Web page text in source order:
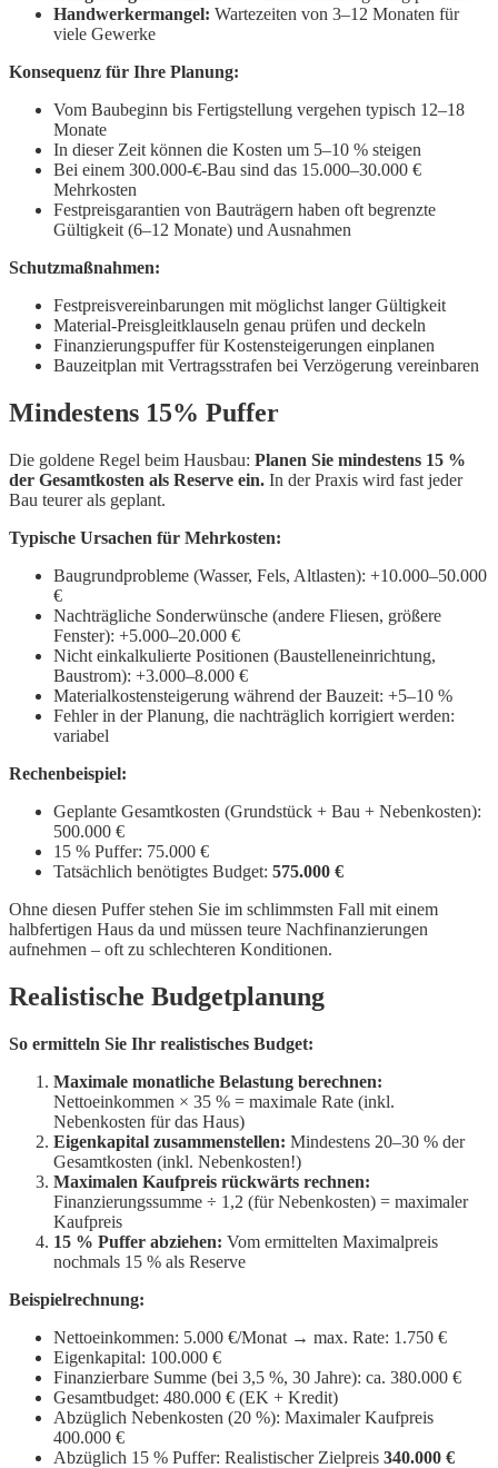
Handwerkermangel: Wartezeiten von 3–12 Monaten für
viele Gewerke
Konsequenz für Ihre Planung:
Vom Baubeginn bis Fertigstellung vergehen typisch 12–18
Monate
In dieser Zeit können die Kosten um 5–10 % steigen
Bei einem 300.000-€-Bau sind das 15.000–30.000 €
Mehrkosten
Festpreisgarantien von Bauträgern haben oft begrenzte
Gültigkeit (6–12 Monate) und Ausnahmen
Schutzmaßnahmen:
Festpreisvereinbarungen mit möglichst langer Gültigkeit
Material-Preisgleitklauseln genau prüfen und deckeln
Finanzierungspuffer für Kostensteigerungen einplanen
Bauzeitplan mit Vertragsstrafen bei Verzögerung vereinbaren
Mindestens 15% Puffer
Die goldene Regel beim Hausbau: Planen Sie mindestens 15 %
der Gesamtkosten als Reserve ein. In der Praxis wird fast jeder
Bau teurer als geplant.
Typische Ursachen für Mehrkosten:
Baugrundprobleme (Wasser, Fels, Altlasten): +10.000–50.000
€
Nachträgliche Sonderwünsche (andere Fliesen, größere
Fenster): +5.000–20.000 €
Nicht einkalkulierte Positionen (Baustelleneinrichtung,
Baustrom): +3.000–8.000 €
Materialkostensteigerung während der Bauzeit: +5–10 %
Fehler in der Planung, die nachträglich korrigiert werden:
variabel
Rechenbeispiel:
Geplante Gesamtkosten (Grundstück + Bau + Nebenkosten):
500.000 €
15 % Puffer: 75.000 €
Tatsächlich benötigtes Budget: 575.000 €
Ohne diesen Puffer stehen Sie im schlimmsten Fall mit einem
halbfertigen Haus da und müssen teure Nachfinanzierungen
aufnehmen – oft zu schlechteren Konditionen.
Realistische Budgetplanung
So ermitteln Sie Ihr realistisches Budget:
Maximale monatliche Belastung berechnen:
Nettoeinkommen × 35 % = maximale Rate (inkl.
Nebenkosten für das Haus)
Eigenkapital zusammenstellen: Mindestens 20–30 % der
Gesamtkosten (inkl. Nebenkosten!)
Maximalen Kaufpreis rückwärts rechnen:
Finanzierungssumme ÷ 1,2 (für Nebenkosten) = maximaler
Kaufpreis
15 % Puffer abziehen: Vom ermittelten Maximalpreis
nochmals 15 % als Reserve
Beispielrechnung:
Nettoeinkommen: 5.000 €/Monat → max. Rate: 1.750 €
Eigenkapital: 100.000 €
Finanzierbare Summe (bei 3,5 %, 30 Jahre): ca. 380.000 €
Gesamtbudget: 480.000 € (EK + Kredit)
Abzüglich Nebenkosten (20 %): Maximaler Kaufpreis
400.000 €
Abzüglich 15 % Puffer: Realistischer Zielpreis 340.000 €